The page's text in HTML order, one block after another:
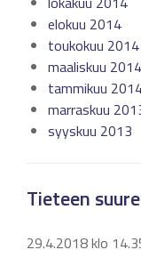
elokuu 2014
toukokuu 2014
maaliskuu 2014
tammikuu
marraskuu
syyskuu 2013
Tieteen
29.4.2018 klo